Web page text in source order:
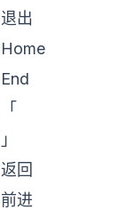
退出
Home
End
「
」
返回
前进